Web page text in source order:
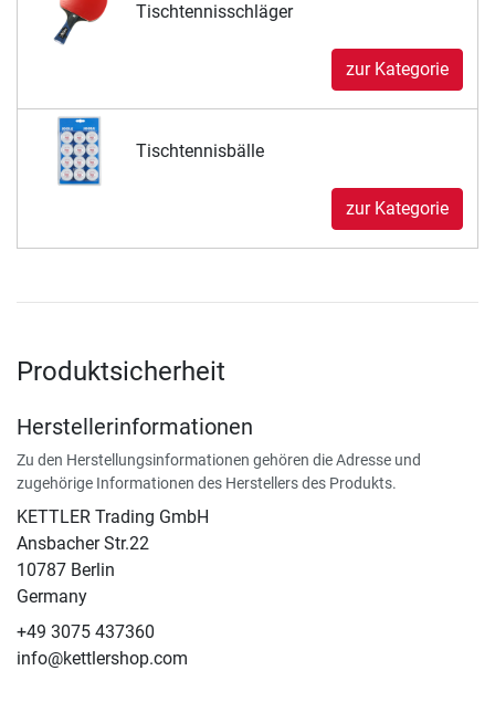
Tischtennisschläger
zur Kategorie
Tischtennisbälle
zur Kategorie
Produktsicherheit
Herstellerinformationen
Zu den Herstellungsinformationen gehören die Adresse und
zugehörige Informationen des Herstellers des Produkts.
KETTLER Trading GmbH
Ansbacher Str.22
10787 Berlin
Germany
+49 3075 437360
info@kettlershop.com